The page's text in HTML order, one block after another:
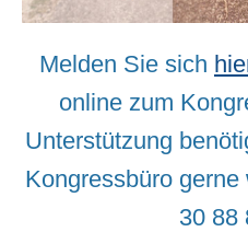
Melden Sie sich
online zum
Unterstützung
Kongressbüro
30 88